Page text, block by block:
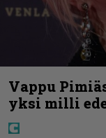
Vappu
yksi milli